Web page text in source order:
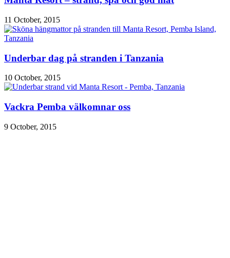
11 October, 2015
Underbar dag på stranden i Tanzania
10 October, 2015
Vackra Pemba välkomnar oss
9 October, 2015